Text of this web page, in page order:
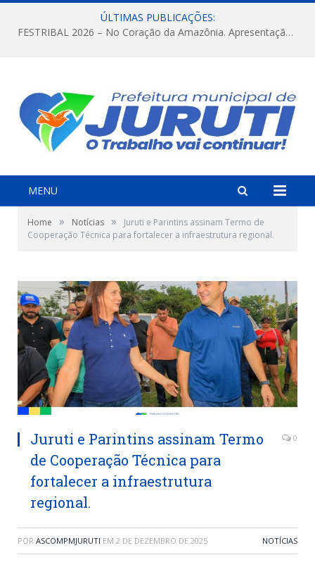
ÚLTIMAS PUBLICAÇÕES:
FESTRIBAL 2026 – No Coração da Amazônia. Apresentação da Munduruku.
MENU
Home » Notícias »
Juruti e Parintins assinam Termo de
Cooperação Técnica para fortalecer a infraestrutura regional.
Juruti e Parintins assinam Termo
de Cooperação Técnica para
fortalecer a infraestrutura
regional.
0
POR ASCOMPMJURUTI EM 2 DE DEZEMBRO DE 2025 NOTÍCIAS